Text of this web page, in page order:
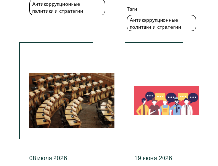
Антикоррупционные
политики и стратегии
Тэги
Антикоррупционные
политики и стратегии
08 июля 2026 19 июня 2026